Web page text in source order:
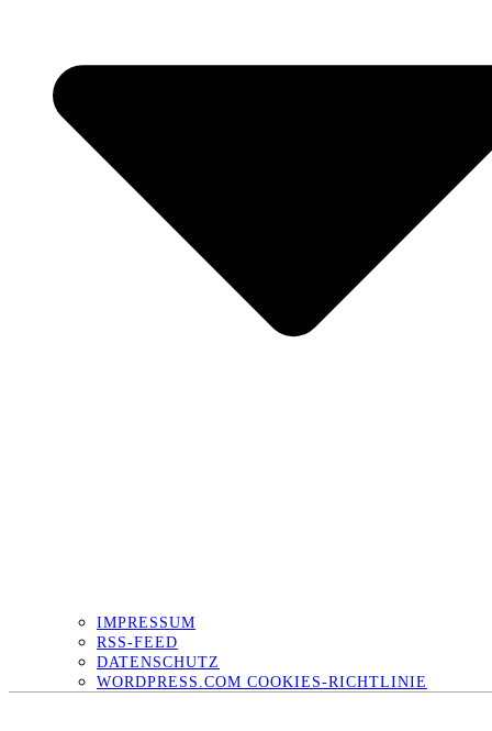
IMPRESSUM
RSS-FEED
DATENSCHUTZ
WORDPRESS.COM COOKIES-RICHTLINIE